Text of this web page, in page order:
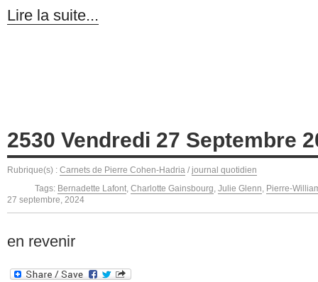
Lire la suite...
2530 Vendredi 27 Septembre
Rubrique(s) : Carnets de Pierre Cohen-Hadria / journal quotidien
Tags: Bernadette Lafont, Charlotte Gainsbourg, Julie Glenn, Pierre-
27 septembre, 2024
en revenir